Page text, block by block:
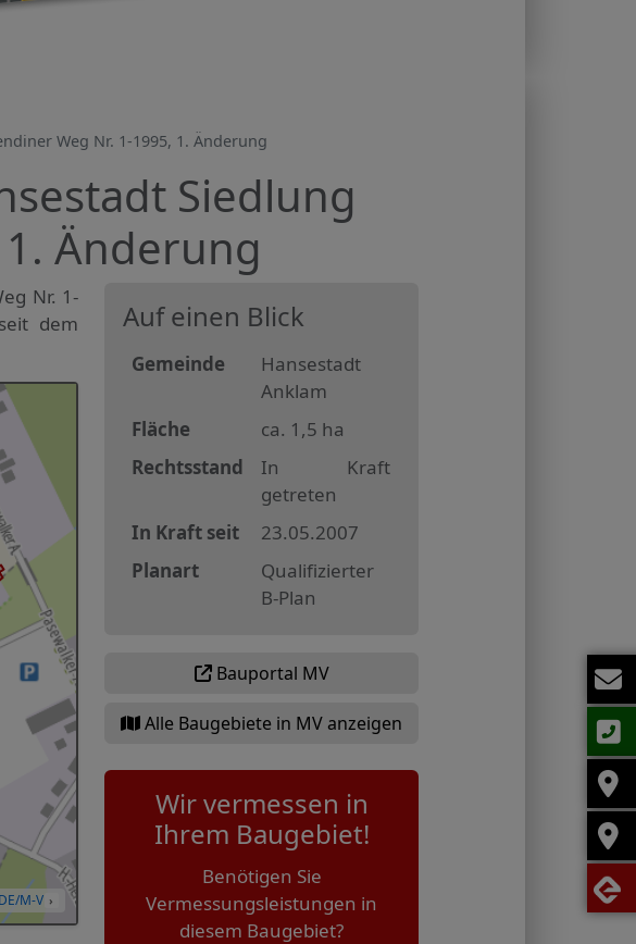
Weg Nr. 1-1995, 1. Änderung
Siedlung
Änderung
Nr. 1-
dem
›
M-V
Auf einen Blick
Gemeinde
Hansestadt
Anklam
Fläche
ca. 1,5 ha
Rechtsstand
In Kraft
getreten
In Kraft seit
23.05.2007
Planart
Qualifizierter
B-Plan
Bauportal MV
Alle Baugebiete in MV anzeigen
Wir vermessen in
Ihrem Baugebiet!
Benötigen Sie
Vermessungsleistungen in
diesem Baugebiet?